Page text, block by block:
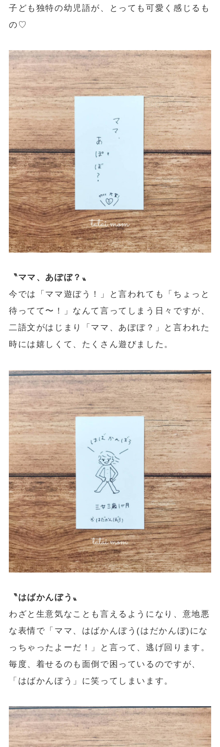
子ども独特の幼児語が、とっても可愛く感じるも
の♡
〝ママ、あぽぼ？〟
今では「ママ遊ぼう！」と言われても「ちょっと
待ってて〜！」なんて言ってしまう日々ですが、
二語文がはじまり「ママ、あぽぼ？」と言われた
時には嬉しくて、たくさん遊びました。
〝はばかんぼう〟
わざと生意気なことも言えるようになり、意地悪
な表情で「ママ、はばかんぼう(はだかんぼ)にな
っちゃったよーだ！」と言って、逃げ回ります。
毎度、着せるのも面倒で困っているのですが、
「はばかんぼう」に笑ってしまいます。